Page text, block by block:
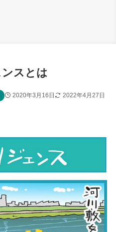
スとは
2020年3月16日 2022年4月27日